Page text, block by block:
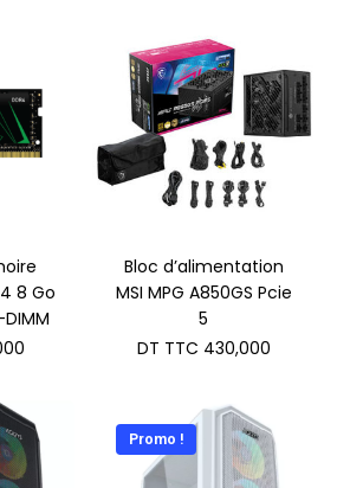
TTC 8.679,000.
TTC 8.320,000.
8 Go
Bloc d’alimentation
MSI MPG A850GS Pcie
5
DT TTC 430,000
Promo !